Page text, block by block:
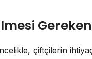
çiftçilerin